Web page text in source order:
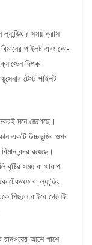
ল্যান্ডিং র সময় ক্রাস
পাইলট এবং কো-
দিপক
টেস্ট পাইলট
মনে জেগেছে।
একটি উচ্চভূমির ওপর
বন্দর রয়েছে।
সময় বা খারাপ
বা ল্যান্ডিং
পিছলে বাইরে গেলেই
রান‌ওয়ের আশে পাশে